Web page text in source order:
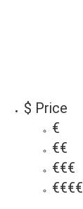
$ Price
€
€€
€€€
€€€€